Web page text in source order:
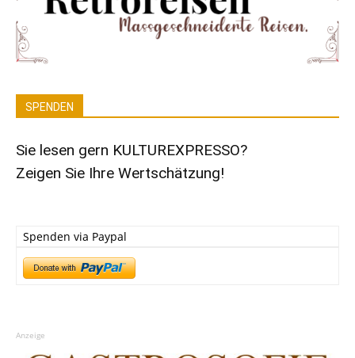
SPENDEN
Sie lesen gern KULTUREXPRESSO?
Zeigen Sie Ihre Wertschätzung!
Spenden via Paypal
Anzeige